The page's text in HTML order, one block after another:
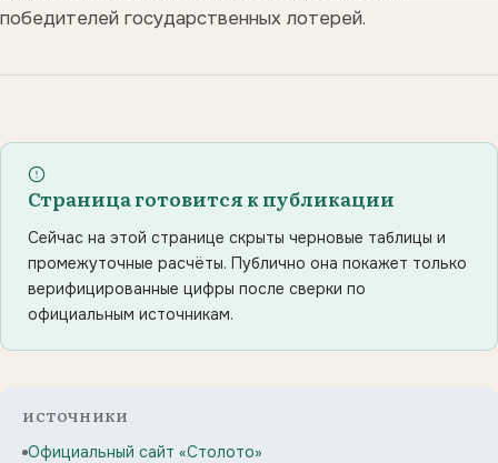
победителей государственных лотерей.
Страница готовится к публикации
Сейчас на этой странице скрыты черновые таблицы и
промежуточные расчёты. Публично она покажет только
верифицированные цифры после сверки по
официальным источникам.
ИСТОЧНИКИ
Официальный сайт «Столото»